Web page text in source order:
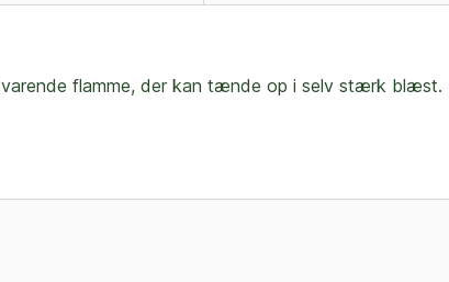
flamme, der kan tænde op i selv stærk